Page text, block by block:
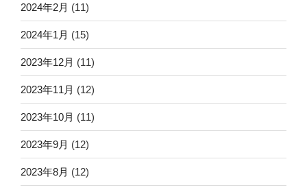
2024年2月 (11)
2024年1月 (15)
2023年12月 (11)
2023年11月 (12)
2023年10月 (11)
2023年9月 (12)
2023年8月 (12)